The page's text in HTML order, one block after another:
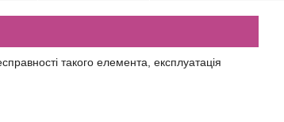
такого елемента, експлуатація